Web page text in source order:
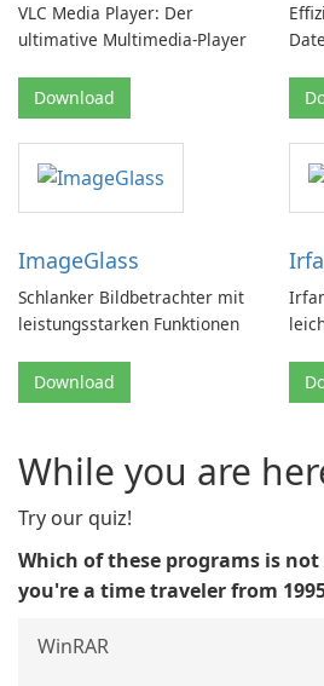
VLC Media Player: Der
ultimative Multimedia-Player
Download
ImageGlass
Schlanker Bildbetrachter mit
leistungsstarken Funktionen
Download
While you are
Try our quiz!
Which of these programs is
you're a time traveler from
WinRAR